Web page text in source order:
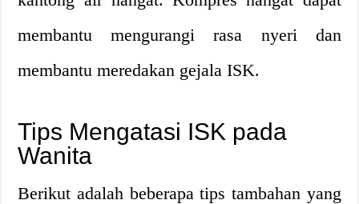
membantu mengurangi rasa nyeri dan
membantu meredakan gejala ISK.
Tips Mengatasi ISK pada
Wanita
Berikut adalah beberapa tips tambahan yang